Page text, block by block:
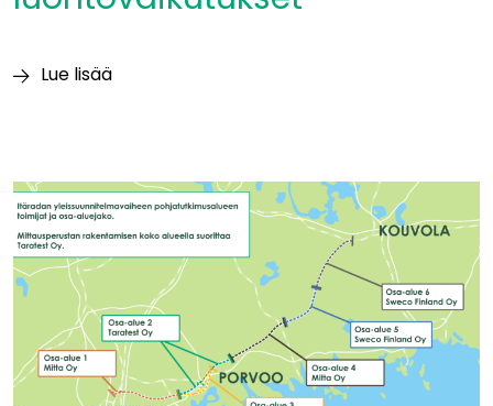
Lue lisää
teräs
ja
betoni
aiheuttavat
suurimmat
luontovaikutukset